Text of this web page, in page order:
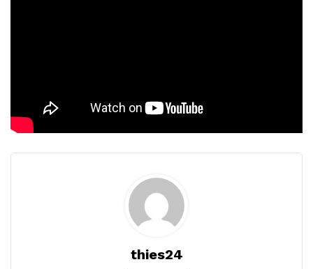
thies24